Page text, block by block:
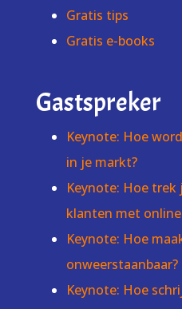
Gratis tips
Gratis e-books
Gastspreker
Keynote: Hoe
in je markt?
Keynote: Hoe trek
klanten met
Keynote: Hoe
onweerstaanbaar?
Keynote: Hoe